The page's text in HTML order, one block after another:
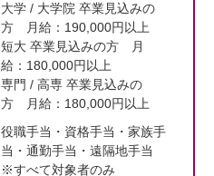
大学 / 大学院 卒業見込みの
方 月給：190,000円以上
短大 卒業見込みの方 月
給：180,000円以上
専門 / 高専 卒業見込みの
方 月給：180,000円以上
役職手当・資格手当・家族手
当・通勤手当・遠隔地手当
※すべて対象者のみ